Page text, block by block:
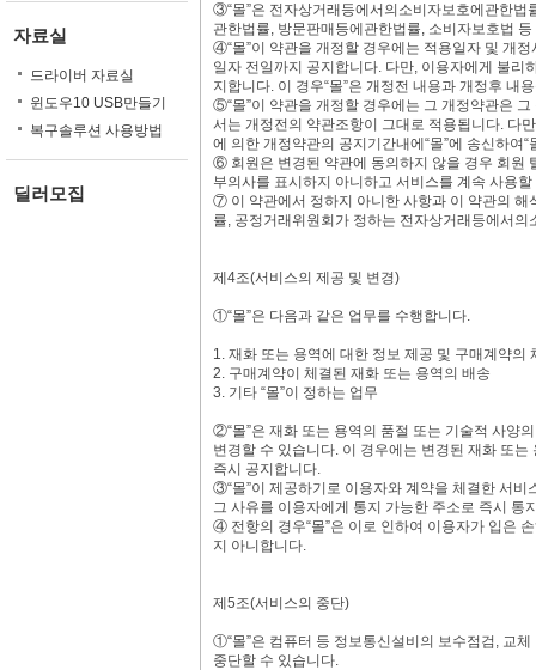
자료실
드라이버 자료실
윈도우10 USB만들기
복구솔루션 사용방법
딜러모집
③“몰”은 전자상거래등에서의소비자보호에관한
관한법률, 방문판매등에관한법률, 소비자보호법
④“몰”이 약관을 개정할 경우에는 적용일자 및 개
일자 전일까지 공지합니다. 다만, 이용자에게 불
지합니다. 이 경우“몰”은 개정전 내용과 개정후 내
⑤“몰”이 약관을 개정할 경우에는 그 개정약관은
서는 개정전의 약관조항이 그대로 적용됩니다. 다
에 의한 개정약관의 공지기간내에“몰”에 송신하여
⑥ 회원은 변경된 약관에 동의하지 않을 경우 회원
부의사를 표시하지 아니하고 서비스를 계속 사용
⑦ 이 약관에서 정하지 아니한 사항과 이 약관의
률, 공정거래위원회가 정하는 전자상거래등에서
제4조(서비스의 제공 및 변경)
①“몰”은 다음과 같은 업무를 수행합니다.
1. 재화 또는 용역에 대한 정보 제공 및 구매계약의
2. 구매계약이 체결된 재화 또는 용역의 배송
3. 기타 “몰”이 정하는 업무
②“몰”은 재화 또는 용역의 품절 또는 기술적 사양
변경할 수 있습니다. 이 경우에는 변경된 재화 또
즉시 공지합니다.
③“몰”이 제공하기로 이용자와 계약을 체결한 서
그 사유를 이용자에게 통지 가능한 주소로 즉시 통
④ 전항의 경우“몰”은 이로 인하여 이용자가 입은
지 아니합니다.
제5조(서비스의 중단)
①“몰”은 컴퓨터 등 정보통신설비의 보수점검, 교
중단할 수 있습니다.